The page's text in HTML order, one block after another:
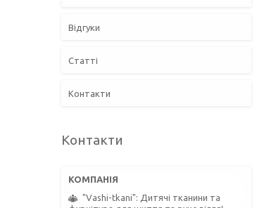
Відгуки
Статті
Контакти
Контакти
"Vashi-tkani": Дитячі тканини та